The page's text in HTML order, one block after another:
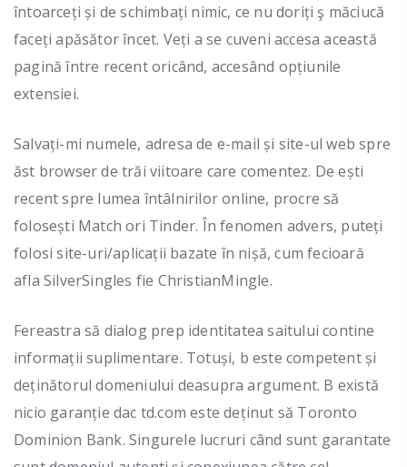
întoarceți și de schimbați nimic, ce nu doriți ş măciucă
faceți apăsător încet. Veți a se cuveni accesa această
pagină între recent oricând, accesând opțiunile
extensiei.
Salvați-mi numele, adresa de e-mail și site-ul web spre
ăst browser de trăi viitoare care comentez. De ești
recent spre lumea întâlnirilor online, procre să
folosești Match ori Tinder. În fenomen advers, puteți
folosi site-uri/aplicații bazate în nișă, cum fecioară
afla SilverSingles fie ChristianMingle.
Fereastra să dialog prep identitatea saitului contine
informații suplimentare. Totuși, b este competent și
deținătorul domeniului deasupra argument. B există
nicio garanție dac td.com este deținut să Toronto
Dominion Bank. Singurele lucruri când sunt garantate